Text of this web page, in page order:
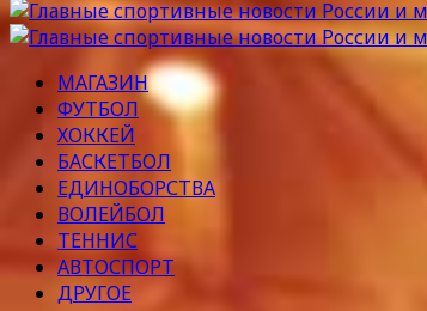
МАГАЗИН
ФУТБОЛ
ХОККЕЙ
БАСКЕТБОЛ
ЕДИНОБОРСТВА
ВОЛЕЙБОЛ
ТЕННИС
АВТОСПОРТ
ДРУГОЕ